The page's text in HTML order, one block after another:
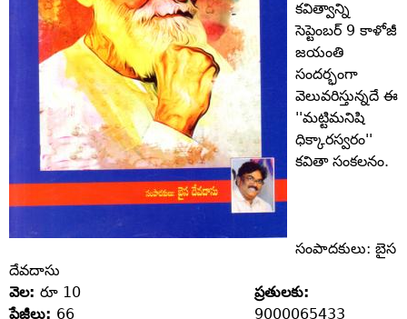
కవిత్వాన్ని
సెప్టెంబర్‌ 9 కాళోజీ
జయంతి
సందర్భంగా
వెలువరిస్తున్నదే ఈ
''మట్టిమనిషి
ధిక్కారస్వరం''
కవితా సంకలనం.
సంపాదకులు: బైస
దేవదాసు
వెల: రూ 10
పేజీలు: 66
ప్రతులకు:
9000065433